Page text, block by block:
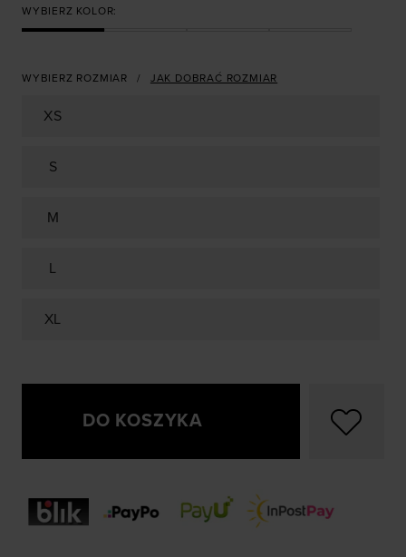
WYBIERZ KOLOR:
WYBIERZ ROZMIAR JAK DOBRAĆ ROZMIAR
XS
S
M
L
XL
DO KOSZYKA